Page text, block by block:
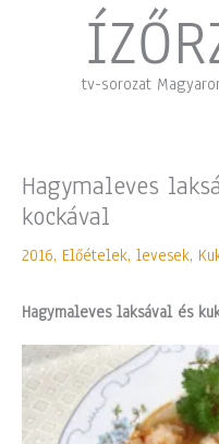
tv-sorozat
Hagymaleves
kockával
2016, Előételek, levesek,
Hagymaleves laksával és